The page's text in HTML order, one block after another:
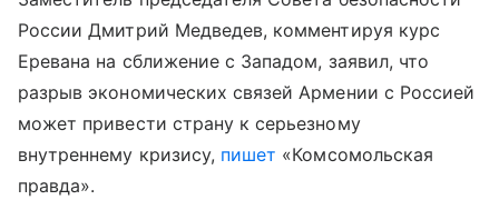
России Дмитрий Медведев, комментируя курс
Еревана на сближение с Западом, заявил, что
разрыв экономических связей Армении с Россией
может привести страну к серьезному
внутреннему кризису, пишет «Комсомольская
правда».